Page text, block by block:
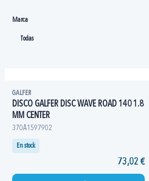
Marca
GALFER
DISCO GALFER DISC WAVE ROAD 140 1.8
MM CENTER
370A1597902
En stock
73,02 €